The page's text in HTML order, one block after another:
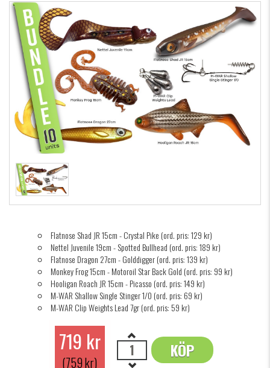
Flatnose Shad JR 15cm - Crystal Pike (ord. pris: 129 kr)
Nettel Juvenile 19cm - Spotted Bullhead (ord. pris: 189 kr)
Flatnose Dragon 27cm - Golddigger (ord. pris: 139 kr)
Monkey Frog 15cm - Motoroil Star Back Gold (ord. pris: 99 kr)
Hooligan Roach JR 15cm - Picasso (ord. pris: 149 kr)
M-WAR Shallow Single Stinger 1/0 (ord. pris: 69 kr)
M-WAR Clip Weights Lead 7gr (ord. pris: 59 kr)
719 kr
(759 kr)
KÖP
OK